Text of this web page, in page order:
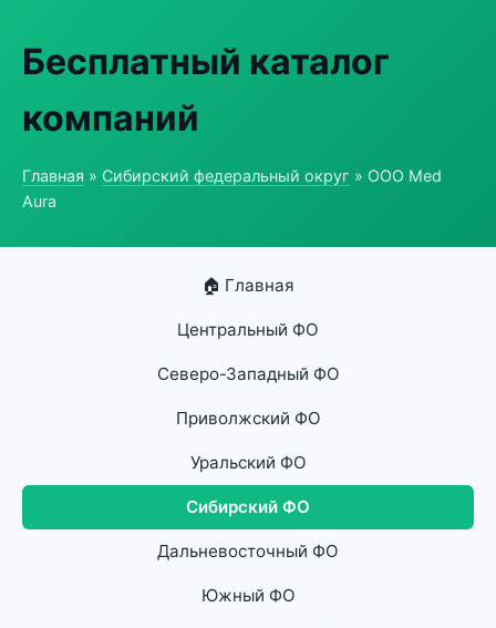
Бесплатный каталог
компаний
Главная » Сибирский федеральный округ » ООО Med
Aura
🏠 Главная
Центральный ФО
Северо-Западный ФО
Приволжский ФО
Уральский ФО
Сибирский ФО
Дальневосточный ФО
Южный ФО